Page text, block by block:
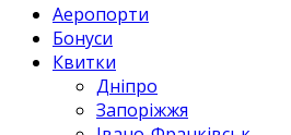
Аеропорти
Бонуси
Квитки
Дніпро
Запоріжжя